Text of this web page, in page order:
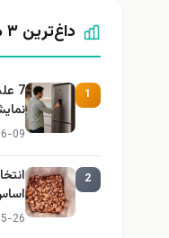
داغ‌ترین ۳ ماه اخیر
1
7
09
2
26